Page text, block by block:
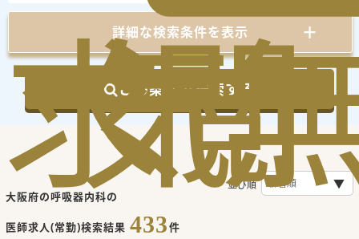
求
気
閲
詳細な検索条件を表示
この条件で検索する
大阪府の呼吸器内科の
医師求人(常勤)検索結果 433件
並び順